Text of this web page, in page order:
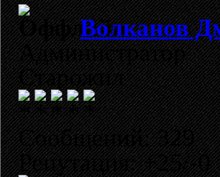
Волканов
Администратор
Старожил
Сообщений: 329
Репутация: +25/-0